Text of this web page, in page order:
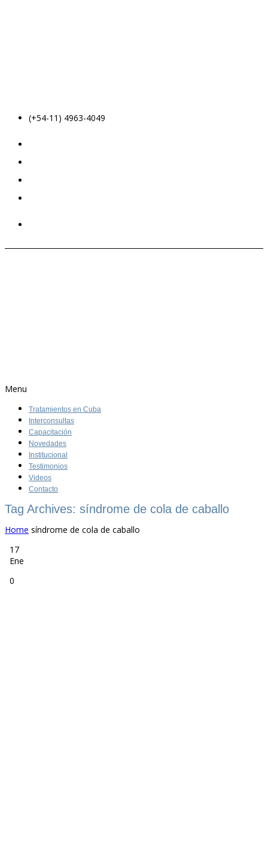
(+54-11) 4963-4049
Menu
Tratamientos en Cuba
Interconsultas
Capacitación
Novedades
Institucional
Testimonios
Videos
Contacto
Tag Archives: síndrome de cola de caballo
Home síndrome de cola de caballo
17
Ene
0